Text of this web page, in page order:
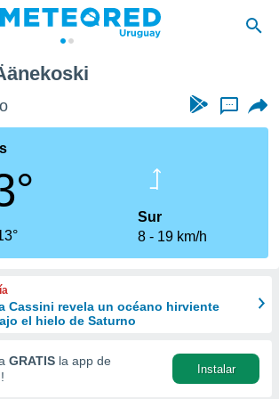
...
Sur
8
19 km/h
Cassini revela un océano hirviente
el hielo de Saturno
GRATIS la app de
Instalar